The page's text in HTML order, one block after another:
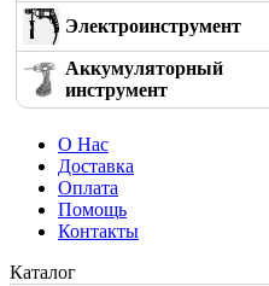
Электроинструмент
Аккумуляторный
инструмент
О Нас
Доставка
Оплата
Помощь
Контакты
Каталог